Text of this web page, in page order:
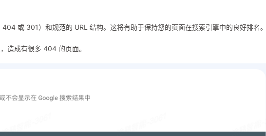
或 301）和规范的 URL 结构。这将有助于保持您的页面在搜索引擎中的良好排名
造成有很多 404 的页面。